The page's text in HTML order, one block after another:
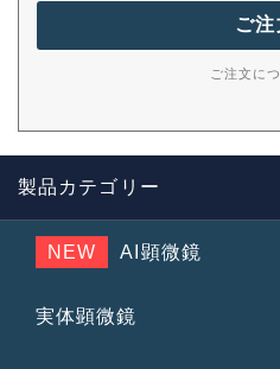
ご注
ご注文に
製品カテゴリー
NEW AI顕微鏡
実体顕微鏡